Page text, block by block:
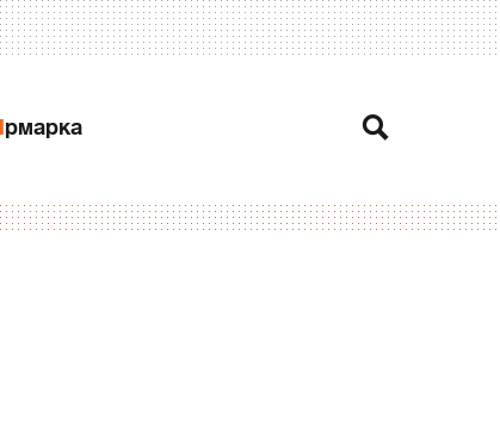
Ярмарка